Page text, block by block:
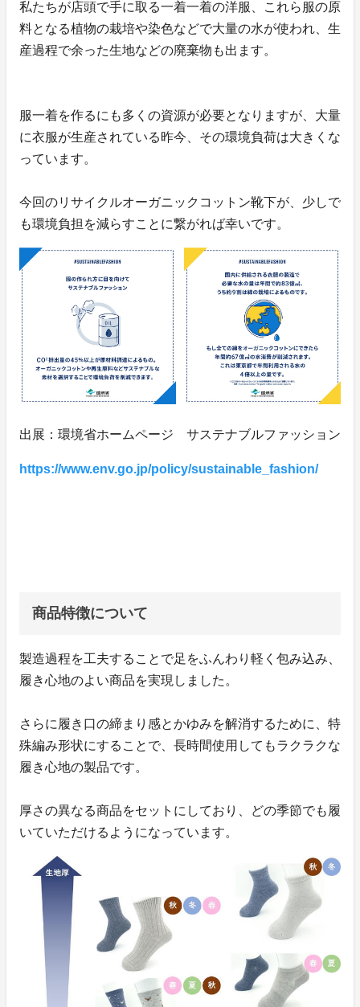
私たちが店頭で手に取る一着一着の洋服、これら服の原
料となる植物の栽培や染色などで大量の水が使われ、生
産過程で余った生地などの廃棄物も出ます。
服一着を作るにも多くの資源が必要となりますが、大量
に衣服が生産されている昨今、その環境負荷は大きくな
っています。
今回のリサイクルオーガニックコットン靴下が、少しで
も環境負担を減らすことに繋がれば幸いです。
出展：環境省ホームページ サステナブルファッション
https://www.env.go.jp/policy/sustainable_fashion/
商品特徴について
製造過程を工夫することで足をふんわり軽く包み込み、
履き心地のよい商品を実現しました。
さらに履き口の締まり感とかゆみを解消するために、特
殊編み形状にすることで、長時間使用してもラクラクな
履き心地の製品です。
厚さの異なる商品をセットにしており、どの季節でも履
いていただけるようになっています。